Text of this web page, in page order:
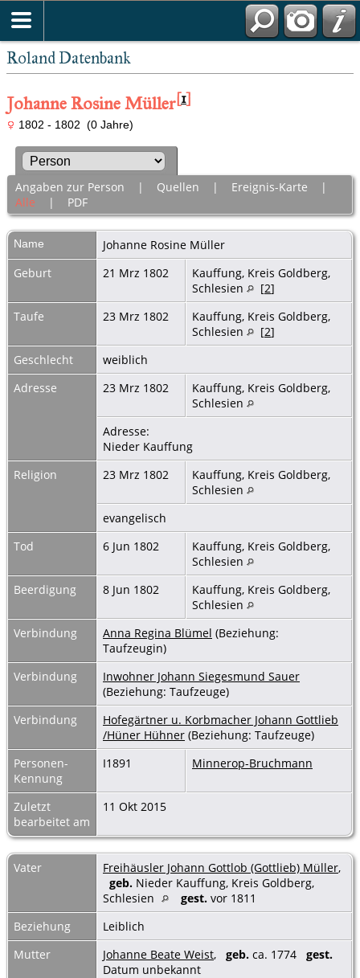
Roland Datenbank
Johanne Rosine Müller[1]
1802 - 1802 (0 Jahre)
Angaben zur Person | Quellen | Ereignis-Karte |
Alle | PDF
Name Johanne Rosine Müller
Geburt
21 Mrz 1802
Kauffung, Kreis Goldberg,
Schlesien
[2]
Taufe
23 Mrz 1802
Kauffung, Kreis Goldberg,
Schlesien
[2]
Geschlecht
weiblich
Adresse
23 Mrz 1802
Kauffung, Kreis Goldberg,
Schlesien
Adresse:
Nieder Kauffung
Religion
23 Mrz 1802
Kauffung, Kreis Goldberg,
Schlesien
evangelisch
Tod
6 Jun 1802
Kauffung, Kreis Goldberg,
Schlesien
Beerdigung
8 Jun 1802
Kauffung, Kreis Goldberg,
Schlesien
Verbindung
Anna Regina Blümel (Beziehung:
Taufzeugin)
Verbindung
Inwohner Johann Siegesmund Sauer
(Beziehung: Taufzeuge)
Verbindung
Hofegärtner u. Korbmacher Johann Gottlieb
/Hüner Hühner (Beziehung: Taufzeuge)
Personen-
Kennung
I1891 Minnerop-Bruchmann
Zuletzt
bearbeitet am
11 Okt 2015
Vater Freihäusler Johann Gottlob (Gottlieb) Müller,
geb. Nieder Kauffung, Kreis Goldberg,
Schlesien
gest. vor 1811
Beziehung
Leiblich
Mutter
Johanne Beate Weist, geb. ca. 1774 gest.
Datum unbekannt